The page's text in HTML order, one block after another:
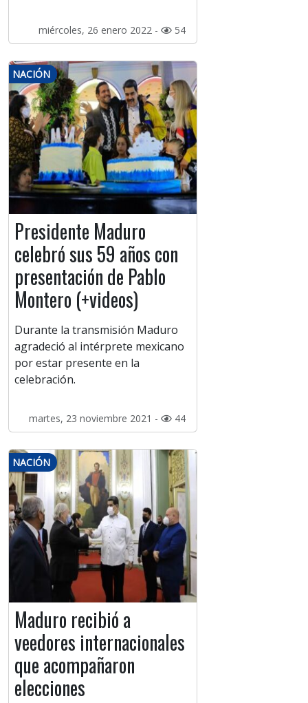
miércoles, 26 enero 2022 - 54
NACIÓN
Presidente Maduro
celebró sus 59 años con
presentación de Pablo
Montero (+videos)
Durante la transmisión Maduro
agradeció al intérprete mexicano
por estar presente en la
celebración.
martes, 23 noviembre 2021 - 44
NACIÓN
Maduro recibió a
veedores internacionales
que acompañaron
elecciones